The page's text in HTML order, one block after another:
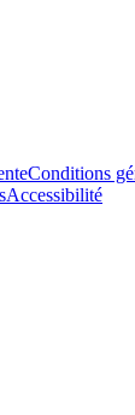
Conditions
Accessibilité